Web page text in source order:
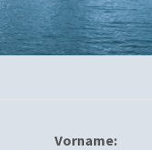
Vorname: